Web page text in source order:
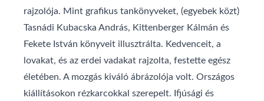
rajzolója. Mint grafikus tankönyveket, (egyebek közt)
Tasnádi Kubacska András, Kittenberger Kálmán és
Fekete István könyveit illusztrálta. Kedvenceit, a
lovakat, és az erdei vadakat rajzolta, festette egész
életében. A mozgás kiváló ábrázolója volt. Országos
kiállításokon rézkarcokkal szerepelt. Ifjúsági és